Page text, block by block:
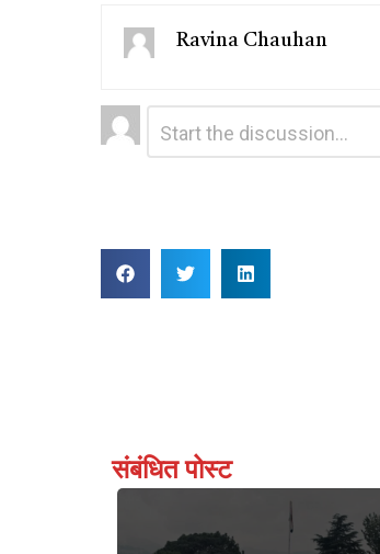
Ravina Chauhan
Leave
a
संबंधित पोस्ट